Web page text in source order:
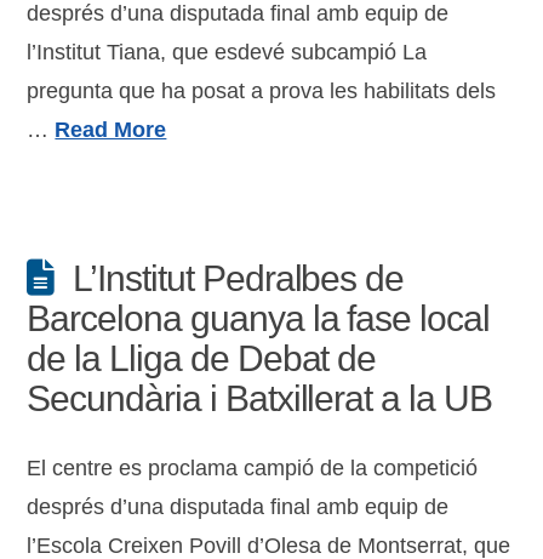
després d’una disputada final amb equip de
l’Institut Tiana, que esdevé subcampió La
pregunta que ha posat a prova les habilitats dels
… Read More
L’Institut Pedralbes de
Barcelona guanya la fase local
de la Lliga de Debat de
Secundària i Batxillerat a la UB
El centre es proclama campió de la competició
després d’una disputada final amb equip de
l’Escola Creixen Povill d’Olesa de Montserrat, que